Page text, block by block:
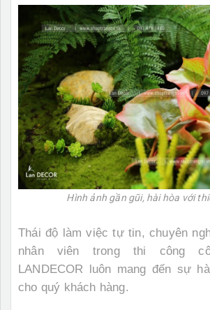
Hình ảnh gần gũi, hài hòa với
Thái độ làm việc tự tin, chuyên
nhân viên trong thi công
LANDECOR luôn mang đến sự
cho quý khách hàng.